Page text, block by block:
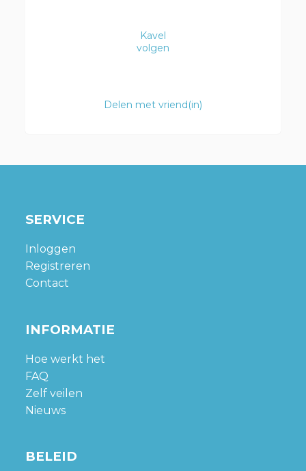
Kavel
volgen
Delen met vriend(in)
SERVICE
Inloggen
Registreren
Contact
INFORMATIE
Hoe werkt het
FAQ
Zelf veilen
Nieuws
BELEID